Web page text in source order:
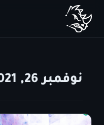
نوفمبر 26, 2021